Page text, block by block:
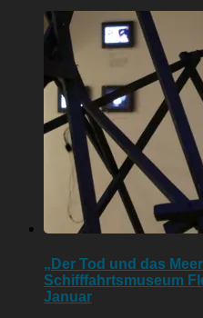
„Der Tod und das
Schifffahrtsmuseum
Januar